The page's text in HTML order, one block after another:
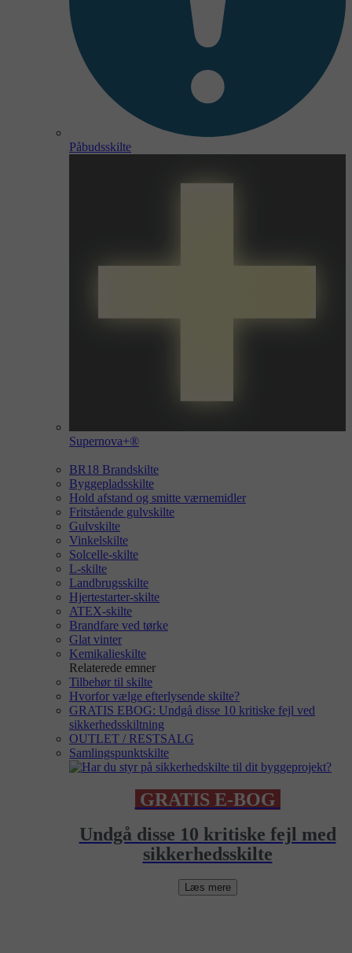
Påbudsskilte
Supernova+®
BR18 Brandskilte
Byggepladsskilte
Hold afstand og smitte værnemidler
Fritstående gulvskilte
Gulvskilte
Vinkelskilte
Solcelle-skilte
L-skilte
Landbrugsskilte
Hjertestarter-skilte
ATEX-skilte
Brandfare ved tørke
Glat vinter
Kemikalieskilte
Relaterede emner
Tilbehør til skilte
Hvorfor vælge efterlysende skilte?
GRATIS EBOG: Undgå disse 10 kritiske fejl ved
sikkerhedsskiltning
OUTLET / RESTSALG
Samlingspunktskilte
GRATIS E-BOG
Undgå disse 10 kritiske fejl med
sikkerhedsskilte
Læs mere